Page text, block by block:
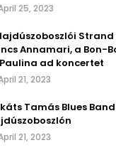
25, 2023
Annamari, a Bon-
ad koncertet
21, 2023
Tamás Blues
21, 2023